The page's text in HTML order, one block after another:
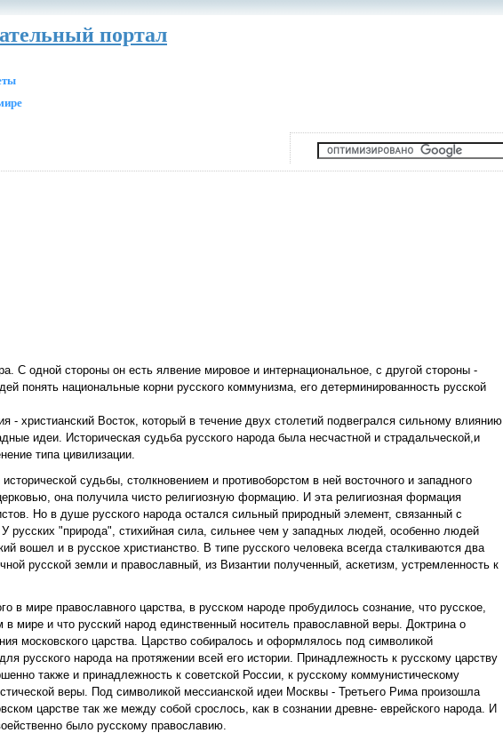
портал
С одной стороны он есть ялвение мировое и интернациональное, с другой стороны -
понять национальные корни русского коммунизма, его детерминированность русской
- христианский Восток, который в течение двух столетий подвегрался сильному влиянию
идеи. Историческая судьба русского народа была несчастной и страдальческой,и
типа цивилизации.
судьбы, столкновением и противоборстом в ней восточного и западного
она получила чисто религиозную формацию. И эта религиозная формация
Но в душе русского народа остался сильный природный элемент, связанный с
русских "природа", стихийная сила, сильнее чем у западных людей, особенно людей
вошел и в русское христианство. В типе русского человека всегда сталкиваются два
русской земли и православный, из Византии полученный, аскетизм, устремленность к
в мире православного царства, в русском народе пробудилось сознание, что русское,
мире и что русский народ единственный носитель православной веры. Доктрина о
московского царства. Царство собиралось и оформлялось под символикой
русского народа на протяжении всей его истории. Принадлежность к русскому царству
также и принадлежность к советской России, к русскому коммунистическому
веры. Под символикой мессианской идеи Москвы - Третьего Рима произошла
царстве так же между собой срослось, как в сознании древне- еврейского народа. И
было русскому православию.